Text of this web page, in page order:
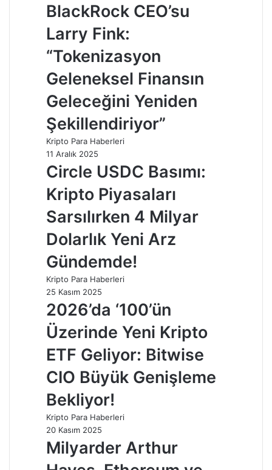
BlackRock CEO’su
Larry Fink:
“Tokenizasyon
Geleneksel Finansın
Geleceğini Yeniden
Şekillendiriyor”
Kripto Para Haberleri
11 Aralık 2025
Circle USDC Basımı:
Kripto Piyasaları
Sarsılırken 4 Milyar
Dolarlık Yeni Arz
Gündemde!
Kripto Para Haberleri
25 Kasım 2025
2026’da ‘100’ün
Üzerinde Yeni Kripto
ETF Geliyor: Bitwise
CIO Büyük Genişleme
Bekliyor!
Kripto Para Haberleri
20 Kasım 2025
Milyarder Arthur